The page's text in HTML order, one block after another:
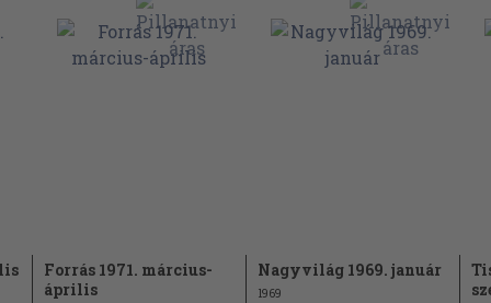
Forrás 1971. március-
április
Nagyvilág 1969. január
1969